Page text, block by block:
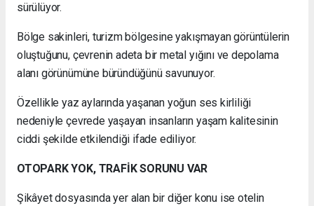
sürülüyor.
Bölge sakinleri, turizm bölgesine yakışmayan görüntülerin
oluştuğunu, çevrenin adeta bir metal yığını ve depolama
alanı görünümüne büründüğünü savunuyor.
Özellikle yaz aylarında yaşanan yoğun ses kirliliği
nedeniyle çevrede yaşayan insanların yaşam kalitesinin
ciddi şekilde etkilendiği ifade ediliyor.
OTOPARK YOK, TRAFİK SORUNU VAR
Şikâyet dosyasında yer alan bir diğer konu ise otelin